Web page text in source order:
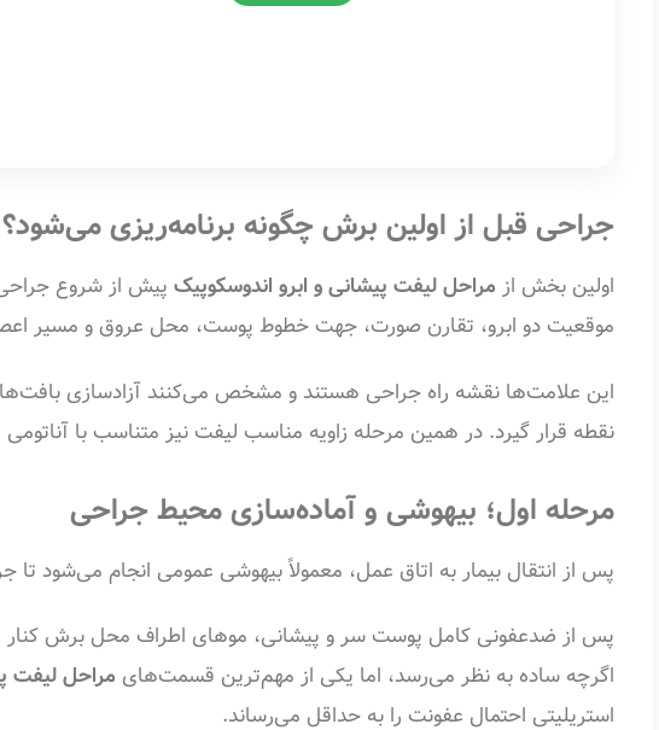
جراحی قبل از اولین برش چگونه برنامه‌ریزی می‌شود؟
اولین بخش از مراحل لیفت پیشانی و ابرو اندوسکوپیک پیش از شروع
موقعیت دو ابرو، تقارن صورت، جهت خطوط پوست، محل عروق و مسیر
این علامت‌ها نقشه راه جراحی هستند و مشخص می‌کنند آزادسازی بافت‌ها
نقطه قرار گیرد. در همین مرحله زاویه مناسب لیفت نیز متناسب با
مرحله اول؛ بیهوشی و آماده‌سازی محیط جراحی
پس از انتقال بیمار به اتاق عمل، معمولاً بیهوشی عمومی انجام می‌شود
پس از ضدعفونی کامل پوست سر و پیشانی، موهای اطراف محل برش
اگرچه ساده به نظر می‌رسد، اما یکی از مهم‌ترین قسمت‌های مراحل لیفت
استریلیتی احتمال عفونت را به حداقل می‌رساند.